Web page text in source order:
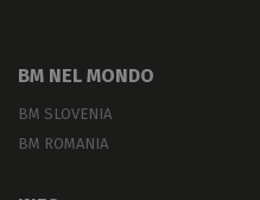
BM NEL MONDO
BM SLOVENIA
BM ROMANIA